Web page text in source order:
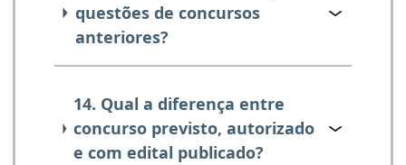
questões de concursos
anteriores?
14. Qual a diferença entre
concurso previsto, autorizado
e com edital publicado?